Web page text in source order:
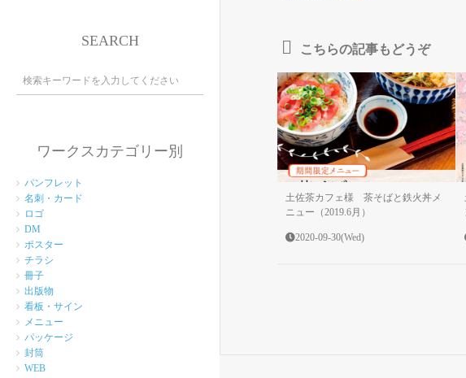
SEARCH
ワークスカテゴリー別
パンフレット
名刺・カード
ロゴ
DM
ポスター
チラシ
冊子
出版物
看板・サイン
メニュー
パッケージ
封筒
WEB
こちらの記事もどうぞ
土佐茶カフェ様 茶そばと鉄火丼メ
ニュー（2019.6月）
2020-09-30(Wed)